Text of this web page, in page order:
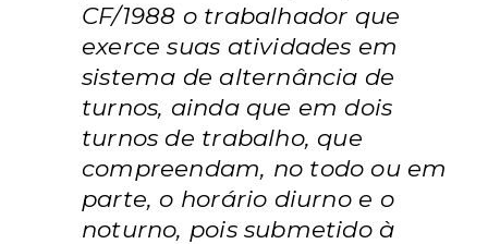
CF/1988 o trabalhador que
exerce suas atividades em
sistema de alternância de
turnos, ainda que em dois
turnos de trabalho, que
compreendam, no todo ou em
parte, o horário diurno e o
noturno, pois submetido à